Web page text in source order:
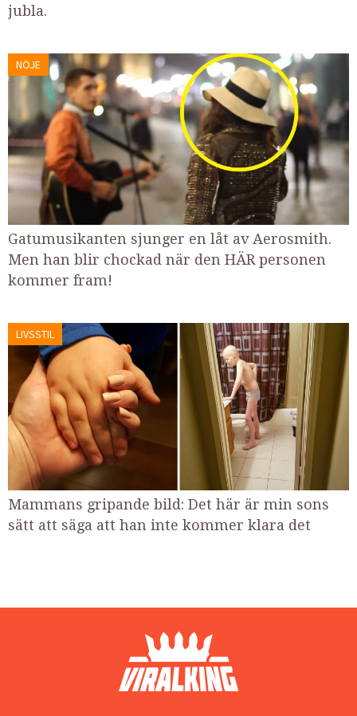
jubla.
NÖJE
Gatumusikanten sjunger en låt av Aerosmith.
Men han blir chockad när den HÄR personen
kommer fram!
LIVSSTIL
Mammans gripande bild: Det här är min sons
sätt att säga att han inte kommer klara det